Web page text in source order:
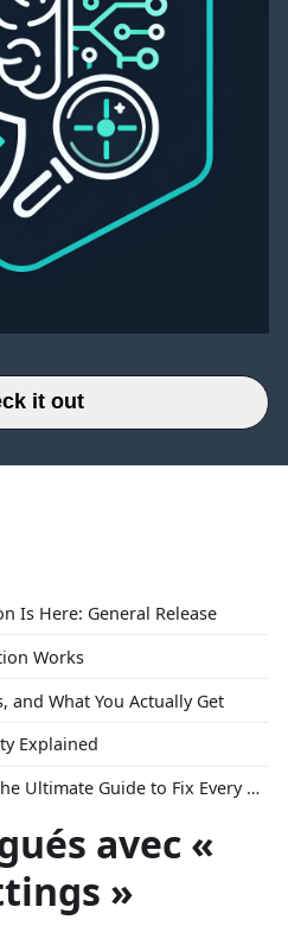
it out
Is Here: General Release
Works
and What You Actually Get
Explained
3D Print Troubleshooting: The Ultimate Guide to Fix Every Common Problem [2026]
avec «
»